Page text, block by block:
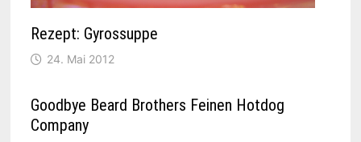
Rezept: Gyrossuppe
24. Mai 2012
Goodbye Beard Brothers Feinen Hotdog
Company